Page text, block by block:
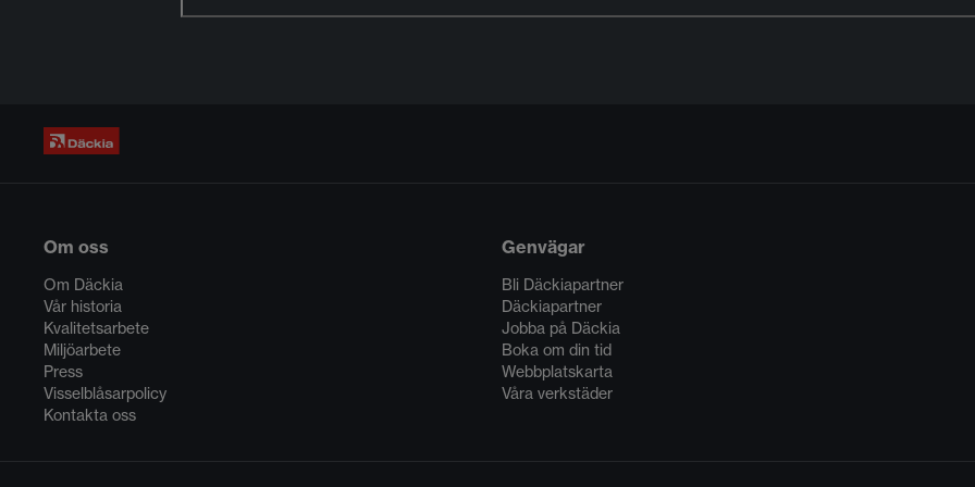
Om oss
Om Däckia
Vår historia
Kvalitetsarbete
Miljöarbete
Press
Visselblåsarpolicy
Kontakta oss
Genvägar
Bli Däckiapartner
Däckiapartner
Jobba på Däckia
Boka om din tid
Webbplatskarta
Våra verkstäder